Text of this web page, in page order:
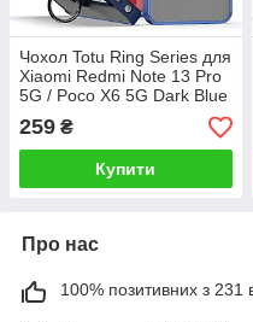
Чохол Totu Ring Series для
Xiaomi Redmi Note 13 Pro
5G / Poco X6 5G Dark Blue
259 ₴
Купити
Про нас
100% позитивних з 231